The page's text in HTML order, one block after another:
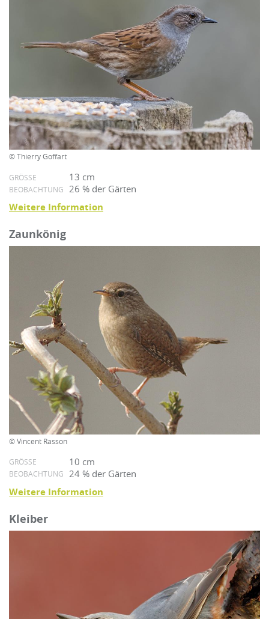
© Thierry Goffart
GRÖSSE 13 cm
BEOBACHTUNG 26 % der Gärten
Weitere Information
Zaunkönig
© Vincent Rasson
GRÖSSE 10 cm
BEOBACHTUNG 24 % der Gärten
Weitere Information
Kleiber